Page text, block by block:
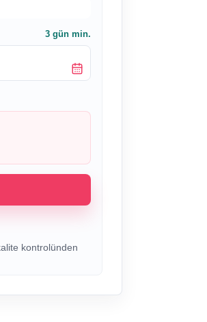
3 gün min.
kontrolünden